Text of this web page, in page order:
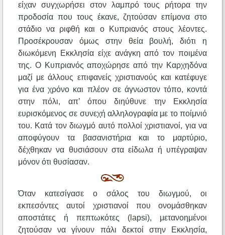
είχαν συγχωρήσει στον λαμπρό τους ρήτορα την
προδοσία που τους έκανε, ζητούσαν επίμονα στο
στάδιο να ριφθή και ο Κυπριανός στους λέοντες.
Προσέκρουσαν όμως στην θεία βουλή, διότι η
διωκόμενη Εκκλησία είχε ανάγκη από τον ποιμένα
της. Ο Κυπριανός αποχώρησε από την Καρχηδόνα
μαζί με άλλους επιφανείς χριστιανούς και κατέφυγε
για ένα χρόνο και πλέον σε άγνωστον τόπο, κοντά
στην πόλι, απ’ όπου διηύθυνε την Εκκλησία
ευρισκόμενος σε συνεχή αλληλογραφία με το ποίμνιό
του. Κατά τον διωγμό αυτό πολλοί χριστιανοί, για να
αποφύγουν τα βασανιστήρια και το μαρτύριο,
δέχθηκαν να θυσιάσουν στα είδωλα ή υπέγραψαν
μόνον ότι θυσίασαν.
Όταν κατεσίγασε ο σάλος του διωγμού, οι
εκπεσόντες αυτοί χριστιανοί που ονομάσθηκαν
αποστάτες ή πεπτωκότες (lapsi), μετανοημένοι
ζητούσαν να γίνουν πάλι δεκτοί στην Εκκλησία,